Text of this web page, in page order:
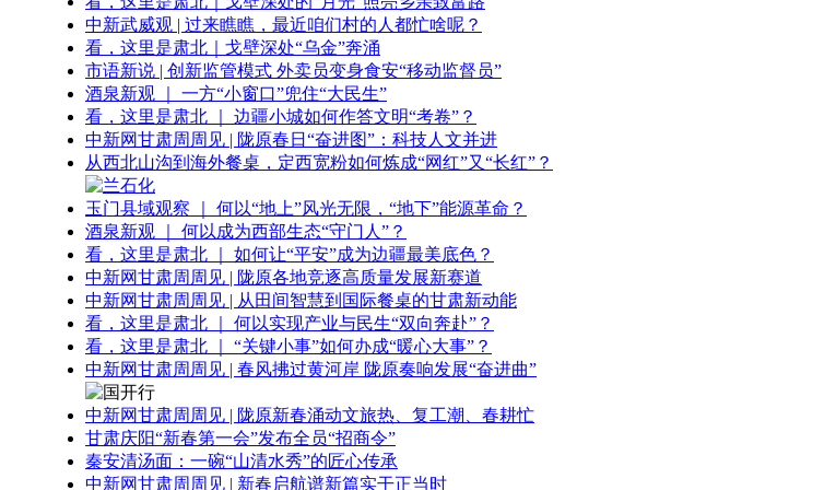
中新武威观 | 过来瞧瞧，最近咱们村的人都忙啥呢？
看，这里是肃北｜戈壁深处“乌金”奔涌
市语新说 | 创新监管模式 外卖员变身食安“移动监督员”
酒泉新观 ｜ 一方“小窗口”兜住“大民生”
看，这里是肃北 ｜ 边疆小城如何作答文明“考卷”？
中新网甘肃周周见 | 陇原春日“奋进图”：科技人文并进
从西北山沟到海外餐桌，定西宽粉如何炼成“网红”又“长红”？
玉门县域观察 ｜ 何以“地上”风光无限，“地下”能源革命？
酒泉新观 ｜ 何以成为西部生态“守门人”？
看，这里是肃北 ｜ 如何让“平安”成为边疆最美底色？
中新网甘肃周周见 | 陇原各地竞逐高质量发展新赛道
中新网甘肃周周见 | 从田间智慧到国际餐桌的甘肃新动能
看，这里是肃北 ｜ 何以实现产业与民生“双向奔赴”？
看，这里是肃北 ｜ “关键小事”如何办成“暖心大事”？
中新网甘肃周周见 | 春风拂过黄河岸 陇原奏响发展“奋进曲”
中新网甘肃周周见 | 陇原新春涌动文旅热、复工潮、春耕忙
甘肃庆阳“新春第一会”发布全员“招商令”
秦安清汤面：一碗“山清水秀”的匠心传承
中新网甘肃周周见 | 新春启航谱新篇实干正当时